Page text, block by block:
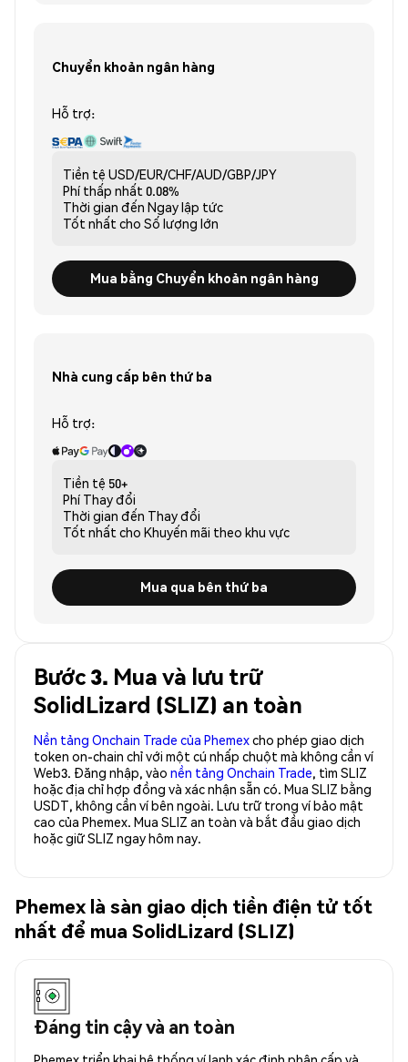
Chuyển khoản ngân hàng
Hỗ trợ:
Tiền tệ USD/EUR/CHF/AUD/GBP/JPY
Phí thấp nhất 0.08%
Thời gian đến Ngay lập tức
Tốt nhất cho Số lượng lớn
Mua bằng Chuyển khoản ngân hàng
Nhà cung cấp bên thứ ba
Hỗ trợ:
Tiền tệ 50+
Phí Thay đổi
Thời gian đến Thay đổi
Tốt nhất cho Khuyến mãi theo khu vực
Mua qua bên thứ ba
Bước 3. Mua và lưu trữ
SolidLizard (SLIZ) an toàn
Nền tảng Onchain Trade của Phemexcho phép giao dịch
token on-chain chỉ với một cú nhấp chuột mà không cần ví
Web3. Đăng nhập, vào nền tảng Onchain Trade, tìm SLIZ
hoặc địa chỉ hợp đồng và xác nhận sẵn có. Mua SLIZ bằng
USDT, không cần ví bên ngoài. Lưu trữ trong ví bảo mật
cao của Phemex. Mua SLIZ an toàn và bắt đầu giao dịch
hoặc giữ SLIZ ngay hôm nay.
Phemex là sàn giao dịch tiền điện tử tốt
nhất để mua SolidLizard (SLIZ)
Đáng tin cậy và an toàn